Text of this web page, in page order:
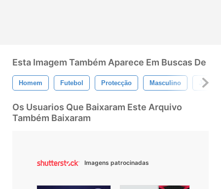
Esta Imagem Também Aparece Em Buscas De
Homem Futebol Protecção Masculino Jogos
Os Usuarios Que Baixaram Este Arquivo
Também Baixaram
Imagens patrocinadas